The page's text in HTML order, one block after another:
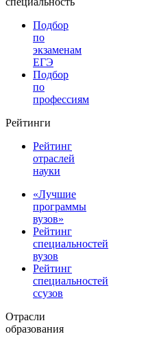
Подбор
по
экзаменам
ЕГЭ
Подбор
по
профессиям
Рейтинги
Рейтинг
отраслей
науки
«Лучшие
программы
вузов»
Рейтинг
специальностей
вузов
Рейтинг
специальностей
ссузов
Отрасли
образования